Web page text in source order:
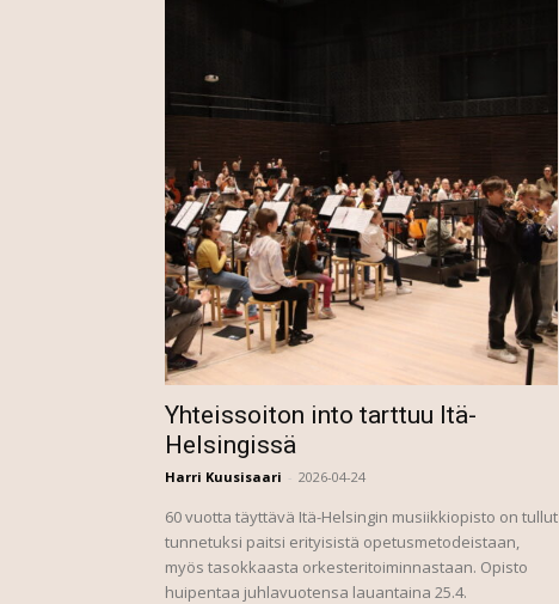
Yhteissoiton into tarttuu Itä-
Helsingissä
Harri Kuusisaari - 2026-04-24
60 vuotta täyttävä Itä-Helsingin musiikkiopisto on tullut
tunnetuksi paitsi erityisistä opetusmetodeistaan,
myös tasokkaasta orkesteritoiminnastaan. Opisto
huipentaa juhlavuotensa lauantaina 25.4.